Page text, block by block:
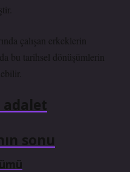
çalışan erkeklerin
bu tarihsel dönüşümlerin
adalet
sonu